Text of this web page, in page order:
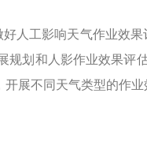
人工影响天气作业效果
规划和人影作业效果评
展不同天气类型的作